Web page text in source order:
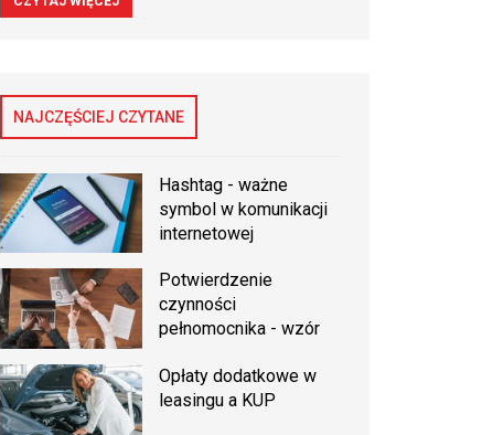
NAJCZĘŚCIEJ CZYTANE
Hashtag - ważne
symbol w komunikacji
internetowej
Potwierdzenie
czynności
pełnomocnika - wzór
Opłaty dodatkowe w
leasingu a KUP